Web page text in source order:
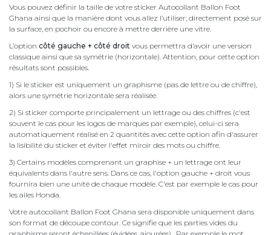
Vous pouvez définir la taille de votre sticker Autocollant Ballon Foot
Ghana ainsi que la manière dont vous allez l’utiliser; directement posé sur
la surface, en pochoir ou encore à mettre derrière une vitre.
L’option côté gauche + côté droit vous permettra d’avoir une version
classique ainsi que sa symétrie (horizontale). Attention, pour cette option
résultats sont possibles.
1) Si le sticker est uniquement un graphisme (pas de lettre ou de chiffre),
alors une symétrie horizontale sera réalisée.
2) Si sticker comporte principalement un lettrage ou des chiffres (c'est
souvent le cas pour les logos de marques par exemple), celui-ci sera
automatiquement réalisé en 2 quantités avec cette option afin d'assurer
la lisibilité du sticker et éviter l'effet miroir des mots ou chiffre.
3) Certains modèles comprenant un graphise + un lettrage ont leur
équivalents dans l'autre sens. Dans ce cas, l'option gauche + droit vous
fournira bien une unité de chaque modèle. C'est par exemple le cas pour
les ailes Honda.
Votre autocollant Ballon Foot Ghana sera disponible uniquement dans
son format de découpe contour. Ce signifie que les parties vides du